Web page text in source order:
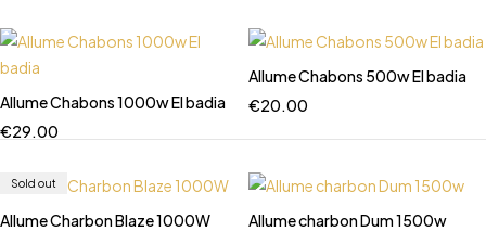
Allume Chabons 1000w El badia
€29.00
Allume Chabons 500w El badia
€20.00
Sold out
Allume Charbon Blaze 1000W
Allume charbon Dum 1500w